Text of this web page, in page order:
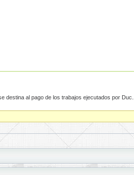
al pago de los trabajos ejecutados por Duc...